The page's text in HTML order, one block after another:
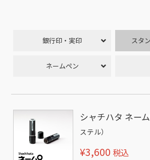
銀行印・実印 スタ
ネームペン
シャチハタ ネー
ステル）
¥3,600 税込